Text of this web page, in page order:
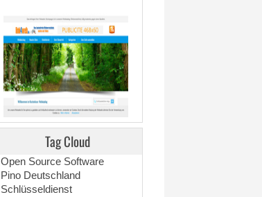
Tag Cloud
Open Source Software
Pino Deutschland
Schlüsseldienst